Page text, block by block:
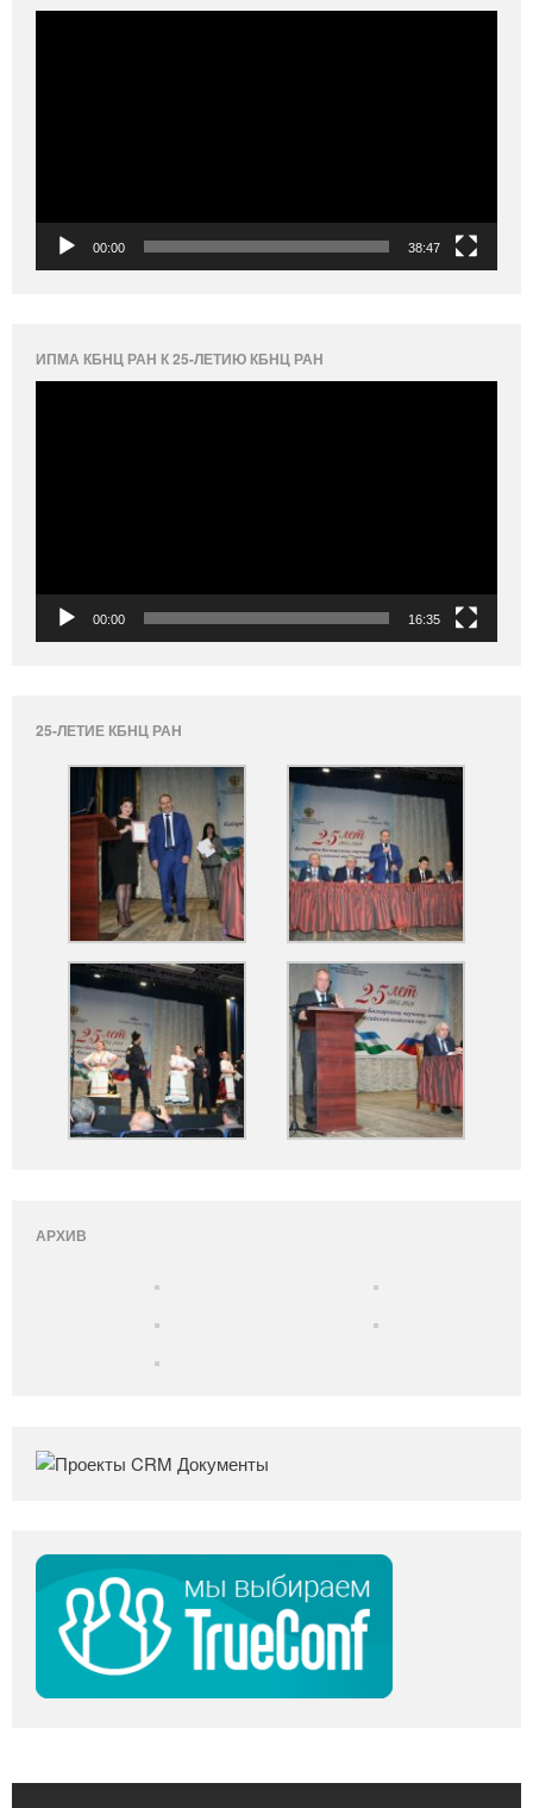
00:00 38:47
ИПМА КБНЦ РАН К 25-ЛЕТИЮ КБНЦ РАН
00:00 16:35
25-ЛЕТИЕ КБНЦ РАН
АРХИВ